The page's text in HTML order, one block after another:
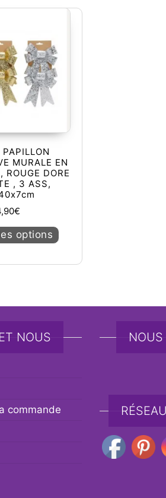
Les options peuvent être
PAPILLON
MURALE EN
ROUGE DORE
, 3 ASS,
€
options
NOUS
commande
NOUS